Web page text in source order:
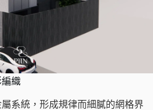
織
系統，形成規律而細膩的網格界